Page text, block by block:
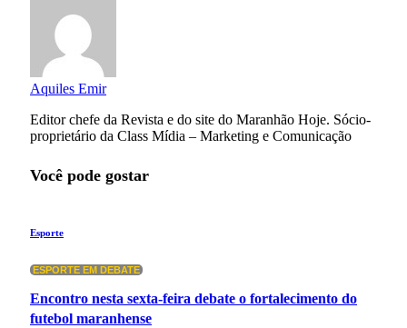
Aquiles Emir
Editor chefe da Revista e do site do Maranhão Hoje. Sócio-
proprietário da Class Mídia – Marketing e Comunicação
Você pode gostar
Esporte
ESPORTE EM DEBATE
Encontro nesta sexta-feira debate o fortalecimento do
futebol maranhense